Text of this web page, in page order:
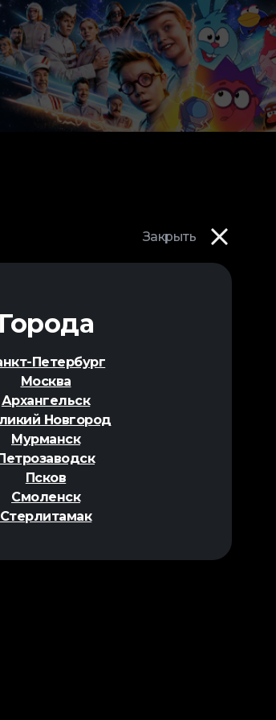
Закрыть
Города
Петербург
Москва
Архангельск
Новгород
Мурманск
Псков
Смоленск
Стерлитамак